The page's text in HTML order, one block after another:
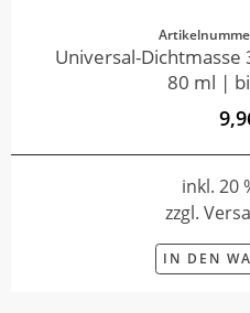
Universal-
80 ml |
inkl. 20
zzgl.
IN DEN